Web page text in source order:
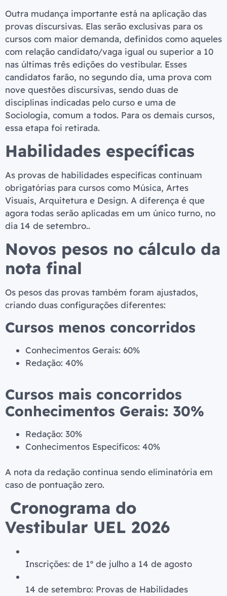
Outra mudança importante está na aplicação das
provas discursivas. Elas serão exclusivas para os
cursos com maior demanda, definidos como aqueles
com relação candidato/vaga igual ou superior a 10
nas últimas três edições do vestibular. Esses
candidatos farão, no segundo dia, uma prova com
nove questões discursivas, sendo duas de
disciplinas indicadas pelo curso e uma de
Sociologia, comum a todos. Para os demais cursos,
essa etapa foi retirada.
Habilidades específicas
As provas de habilidades específicas continuam
obrigatórias para cursos como Música, Artes
Visuais, Arquitetura e Design. A diferença é que
agora todas serão aplicadas em um único turno, no
dia 14 de setembro..
Novos pesos no cálculo da
nota final
Os pesos das provas também foram ajustados,
criando duas configurações diferentes:
Cursos menos concorridos
Conhecimentos Gerais: 60%
Redação: 40%
Cursos mais concorridos
Conhecimentos Gerais: 30%
Redação: 30%
Conhecimentos Específicos: 40%
A nota da redação continua sendo eliminatória em
caso de pontuação zero.
Cronograma do
Vestibular UEL 2026
Inscrições: de 1º de julho a 14 de agosto
14 de setembro: Provas de Habilidades